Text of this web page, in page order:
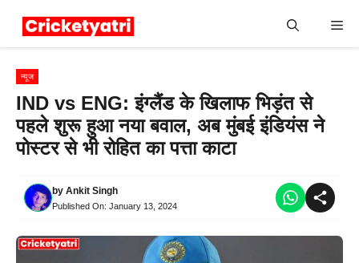
न्यूज
IND vs ENG: इंग्लैंड के खिलाफ भिड़ंत से
पहले शुरू हुआ नया बवाल, अब मुंबई इंडियंस ने
पोस्टर से भी रोहित का पत्ता काटा
by Ankit Singh
Published On: January 13, 2024